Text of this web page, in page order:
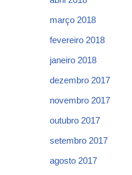
março 2018
fevereiro 2018
janeiro 2018
dezembro 2017
novembro 2017
outubro 2017
setembro 2017
agosto 2017